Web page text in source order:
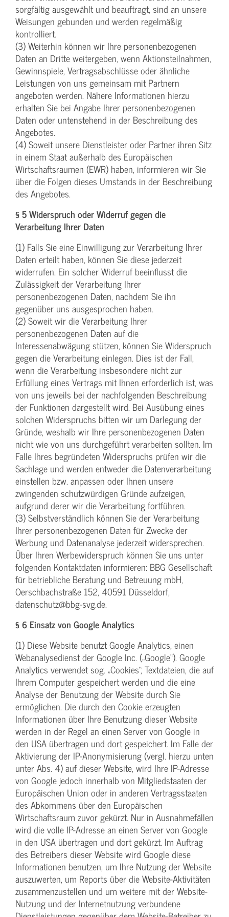
sorgfältig ausgewählt und beauftragt, sind an unsere
Weisungen gebunden und werden regelmäßig
kontrolliert.
(3) Weiterhin können wir Ihre personenbezogenen
Daten an Dritte weitergeben, wenn Aktionsteilnahmen,
Gewinnspiele, Vertragsabschlüsse oder ähnliche
Leistungen von uns gemeinsam mit Partnern
angeboten werden. Nähere Informationen hierzu
erhalten Sie bei Angabe Ihrer personenbezogenen
Daten oder untenstehend in der Beschreibung des
Angebotes.
(4) Soweit unsere Dienstleister oder Partner ihren Sitz
in einem Staat außerhalb des Europäischen
Wirtschaftsraumen (EWR) haben, informieren wir Sie
über die Folgen dieses Umstands in der Beschreibung
des Angebotes.
§ 5 Widerspruch oder Widerruf gegen die
Verarbeitung Ihrer Daten
(1) Falls Sie eine Einwilligung zur Verarbeitung Ihrer
Daten erteilt haben, können Sie diese jederzeit
widerrufen. Ein solcher Widerruf beeinflusst die
Zulässigkeit der Verarbeitung Ihrer
personenbezogenen Daten, nachdem Sie ihn
gegenüber uns ausgesprochen haben.
(2) Soweit wir die Verarbeitung Ihrer
personenbezogenen Daten auf die
Interessenabwägung stützen, können Sie Widerspruch
gegen die Verarbeitung einlegen. Dies ist der Fall,
wenn die Verarbeitung insbesondere nicht zur
Erfüllung eines Vertrags mit Ihnen erforderlich ist, was
von uns jeweils bei der nachfolgenden Beschreibung
der Funktionen dargestellt wird. Bei Ausübung eines
solchen Widerspruchs bitten wir um Darlegung der
Gründe, weshalb wir Ihre personenbezogenen Daten
nicht wie von uns durchgeführt verarbeiten sollten. Im
Falle Ihres begründeten Widerspruchs prüfen wir die
Sachlage und werden entweder die Datenverarbeitung
einstellen bzw. anpassen oder Ihnen unsere
zwingenden schutzwürdigen Gründe aufzeigen,
aufgrund derer wir die Verarbeitung fortführen.
(3) Selbstverständlich können Sie der Verarbeitung
Ihrer personenbezogenen Daten für Zwecke der
Werbung und Datenanalyse jederzeit widersprechen.
Über Ihren Werbewiderspruch können Sie uns unter
folgenden Kontaktdaten informieren: BBG Gesellschaft
für betriebliche Beratung und Betreuung mbH,
Oerschbachstraße 152, 40591 Düsseldorf,
datenschutz@bbg-svg.de.
§ 6 Einsatz von Google Analytics
(1) Diese Website benutzt Google Analytics, einen
Webanalysedienst der Google Inc. („Google“). Google
Analytics verwendet sog. „Cookies“, Textdateien, die auf
Ihrem Computer gespeichert werden und die eine
Analyse der Benutzung der Website durch Sie
ermöglichen. Die durch den Cookie erzeugten
Informationen über Ihre Benutzung dieser Website
werden in der Regel an einen Server von Google in
den USA übertragen und dort gespeichert. Im Falle der
Aktivierung der IP-Anonymisierung (vergl. hierzu unten
unter Abs. 4) auf dieser Website, wird Ihre IP-Adresse
von Google jedoch innerhalb von Mitgliedstaaten der
Europäischen Union oder in anderen Vertragsstaaten
des Abkommens über den Europäischen
Wirtschaftsraum zuvor gekürzt. Nur in Ausnahmefällen
wird die volle IP-Adresse an einen Server von Google
in den USA übertragen und dort gekürzt. Im Auftrag
des Betreibers dieser Website wird Google diese
Informationen benutzen, um Ihre Nutzung der Website
auszuwerten, um Reports über die Website-Aktivitäten
zusammenzustellen und um weitere mit der Website-
Nutzung und der Internetnutzung verbundene